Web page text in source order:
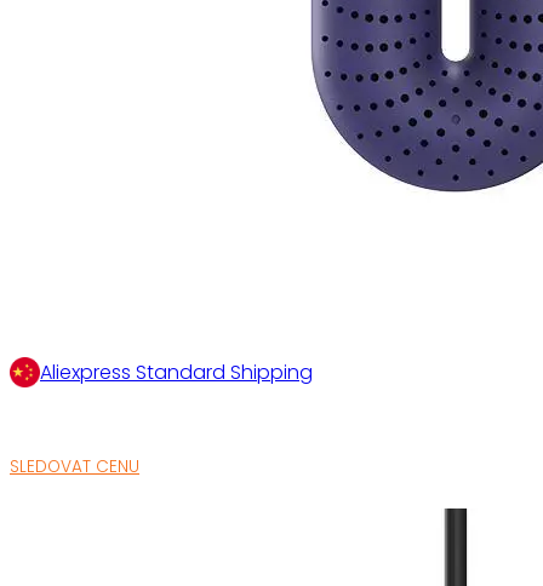
Aliexpress Standard Shipping
SLEDOVAT CENU